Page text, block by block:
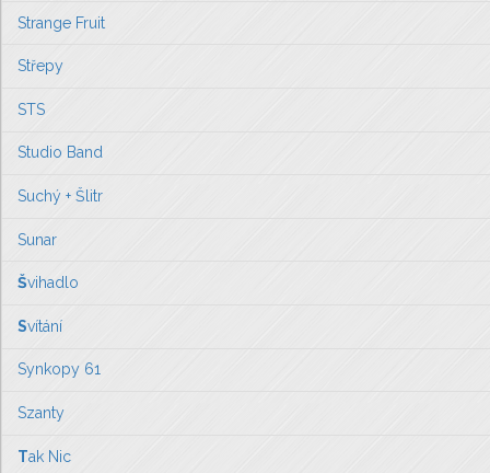
Strange Fruit
Střepy
STS
Studio Band
Suchý + Šlitr
Sunar
Švihadlo
Svítání
Synkopy 61
Szanty
Tak Nic